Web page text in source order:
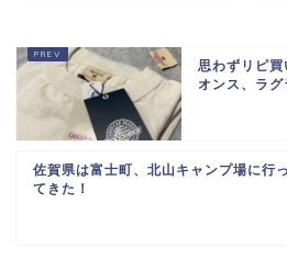
思わずリピ
オンス、ラグ
佐賀県は富士町、北山キャンプ場に行っ
てきた！